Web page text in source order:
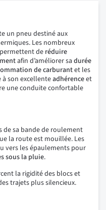
un pneu destiné aux
Les nombreux
de réduire
afin d’améliorer sa durée
de carburantet les
à son excellenteadhérenceet
une conduite confortable
de sa bande de roulement
la route est mouillée. Les
vers les épaulements pour
sous la pluie.
la rigidité des blocs et
trajets plus silencieux.